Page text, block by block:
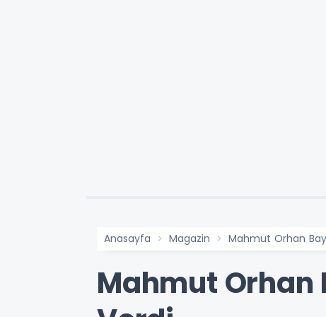
Anasayfa Magazin Mahmut Orhan
Mahmut Orhan